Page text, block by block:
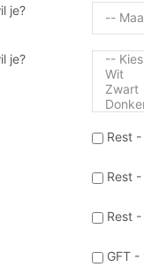
je?
je?
Rest
Rest
Rest
GFT -